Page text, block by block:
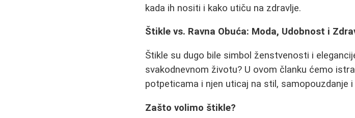
kada ih nositi i kako utiču na zdravlje.
Štikle vs. Ravna Obuća: Moda, Udobnost i
Štikle su dugo bile simbol ženstvenosti i
svakodnevnom životu? U ovom članku ćemo
potpeticama i njen uticaj na stil, samopouzdanje i
Zašto volimo štikle?